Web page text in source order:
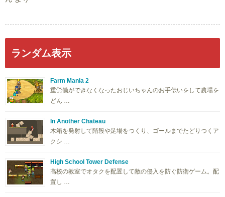
ランダム表示
Farm Mania 2
重労働ができなくなったおじいちゃんのお手伝いをして農場を
どん …
In Another Chateau
木箱を発射して階段や足場をつくり、ゴールまでたどりつくア
クシ …
High School Tower Defense
高校の教室でオタクを配置して敵の侵入を防ぐ防衛ゲーム。配
置し …